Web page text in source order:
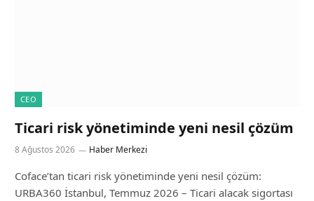
CEO
Ticari risk yönetiminde yeni nesil çözüm
8 Ağustos 2026 Haber Merkezi
Coface’tan ticari risk yönetiminde yeni nesil çözüm:
URBA360 İstanbul, Temmuz 2026 – Ticari alacak sigortası